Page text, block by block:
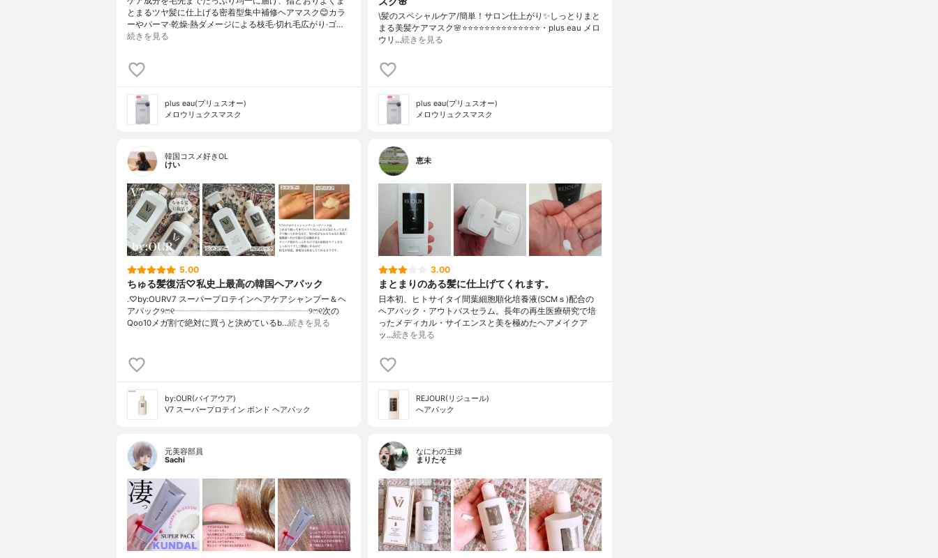
とまるツヤ髪に仕上げる密着型集中補修ヘアマスク😊カラ
ーやパーマ·乾燥·熱ダメージによる枝毛·切れ毛広がり·ゴ…
続きを見る
plus eau(プリュスオー)
メロウリュクスマスク
\髪のスペシャルケア/簡単！サロン仕上がり✨しっとりまと
まる美髪ケアマスク🌸⭐️⭐️⭐️⭐️⭐️⭐️⭐️⭐️⭐️⭐️⭐️⭐️⭐️⭐️・plus eau メロ
ウリ…続きを見る
plus eau(プリュスオー)
メロウリュクスマスク
韓国コスメ好きOL
けい
5.00
ちゅる髪復活♡私史上最高の韓国ヘアパック
.♡by:OURV7 スーパープロテインヘアケアシャンプー＆ヘ
アパック୨ෆ୧┈┈┈┈┈┈┈┈┈┈┈┈┈┈┈┈୨ෆ୧次の
Qoo10メガ割で絶対に買うと決めているb…続きを見る
by:OUR(バイアウア)
V7 スーパープロテイン ボンド ヘアパック
恵未
3.00
まとまりのある髪に仕上げてくれます。
日本初、ヒトサイタイ間葉細胞順化培養液(SCMｓ)配合の
ヘアパック・アウトバスセラム。長年の再生医療研究で培
ったメディカル・サイエンスと美を極めたヘアメイクア
ッ…続きを見る
REJOUR(リジュール)
へアパック
元美容部員
Sachi
なにわの主婦
まりたそ